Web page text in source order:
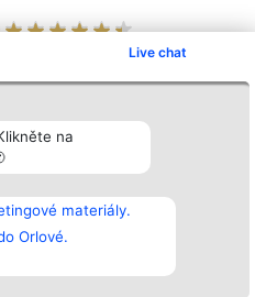
Live chat
na
materiály.
Orlové.
všech
údajů
Kontakt